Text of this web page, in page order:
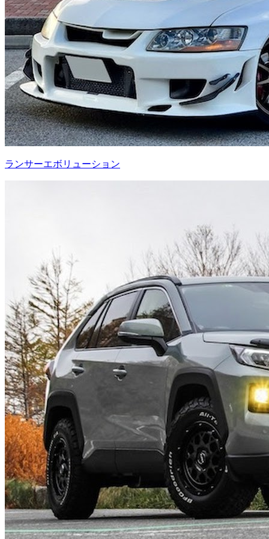
ランサーエボリューション